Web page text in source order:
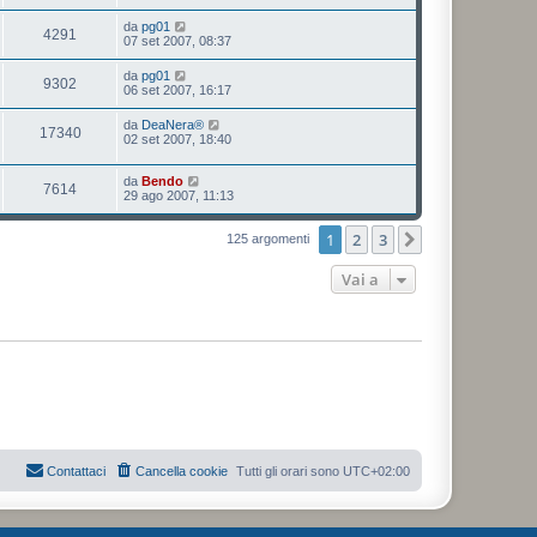
4291 da pg01
07 set 2007, 08:37
9302 da pg01
06 set 2007, 16:17
17340 da DeaNera®
02 set 2007, 18:40
7614 da Bendo
29 ago 2007, 11:13
125 argomenti 1 2 3
Vai a
Tutti gli orari sono UTC+02:00
Cancella cookie
Contattaci